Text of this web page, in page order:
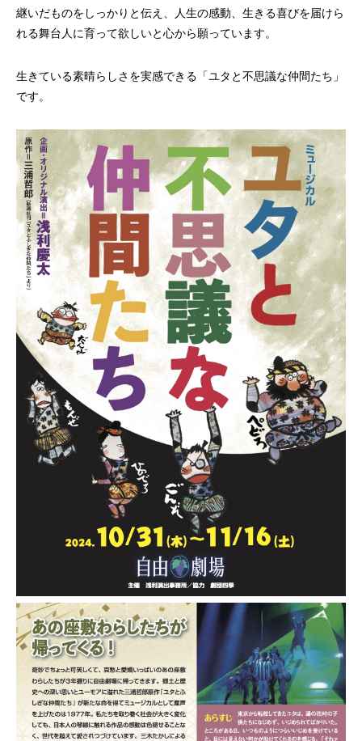
継いだものをしっかりと伝え、人生の感動、生きる喜びを届けら
れる舞台人に育って欲しいと心から願っています。
生きている素晴らしさを実感できる「ユタと不思議な仲間たち」
です。